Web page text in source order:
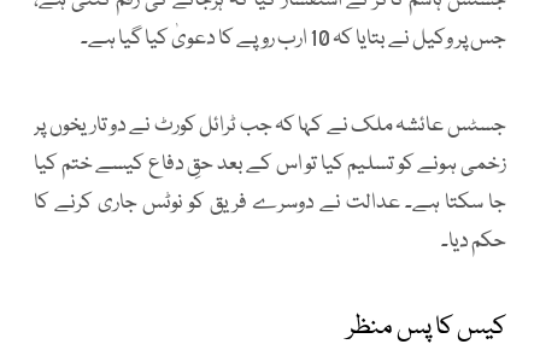
جس پر وکیل نے بتایا کہ 10 ارب روپے کا دعویٰ کیا گیا ہے۔
جسٹس عائشہ ملک نے کہا کہ جب ٹرائل کورٹ نے دو تاریخوں پر
زخمی ہونے کو تسلیم کیا تو اس کے بعد حقِ دفاع کیسے ختم کیا
جا سکتا ہے۔ عدالت نے دوسرے فریق کو نوٹس جاری کرنے کا
حکم دیا۔
کیس کا پس منظر